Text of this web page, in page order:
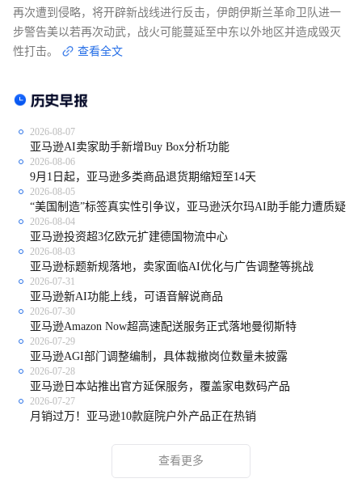
再次遭到侵略，将开辟新战线进行反击，伊朗伊斯兰革命卫队进一
步警告美以若再次动武，战火可能蔓延至中东以外地区并造成毁灭
性打击。
查看全文
2026-08-07
亚马逊AI卖家助手新增Buy Box分析功能
2026-08-06
9月1日起，亚马逊多类商品退货期缩短至14天
2026-08-05
“美国制造”标签真实性引争议，亚马逊沃尔玛AI助手能力遭质疑
2026-08-04
亚马逊投资超3亿欧元扩建德国物流中心
2026-08-03
亚马逊标题新规落地，卖家面临AI优化与广告调整等挑战
2026-07-31
亚马逊新AI功能上线，可语音解说商品
2026-07-30
亚马逊Amazon Now超高速配送服务正式落地曼彻斯特
2026-07-29
亚马逊AGI部门调整编制，具体裁撤岗位数量未披露
2026-07-28
亚马逊日本站推出官方延保服务，覆盖家电数码产品
2026-07-27
月销过万！亚马逊10款庭院户外产品正在热销
查看更多